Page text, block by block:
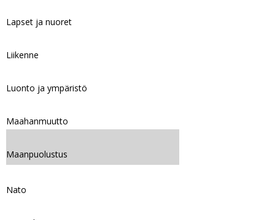
Lapset ja nuoret
Liikenne
Luonto ja ympäristö
Maahanmuutto
Maanpuolustus
Nato